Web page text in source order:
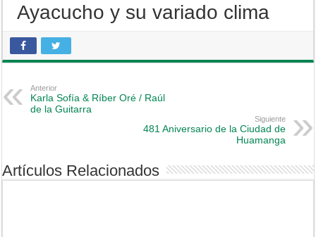
Ayacucho y su variado clima
Anterior
Karla Sofía & Ríber Oré / Raúl
de la Guitarra
Siguiente
481 Aniversario de la Ciudad de
Huamanga
Artículos Relacionados